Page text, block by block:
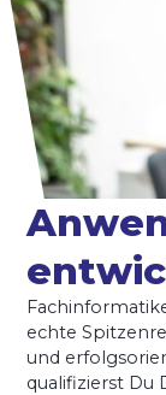
echte
und
qualifizierst Du